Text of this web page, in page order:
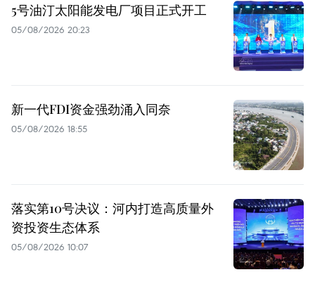
5号油汀太阳能发电厂项目正式开工
05/08/2026 20:23
新一代FDI资金强劲涌入同奈
05/08/2026 18:55
落实第10号决议：河内打造高质量外
资投资生态体系
05/08/2026 10:07